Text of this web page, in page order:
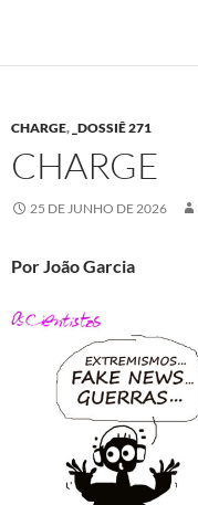
CHARGE, _DOSSIÊ 271
CHARGE
25 DE JUNHO DE 2026
Por João Garcia